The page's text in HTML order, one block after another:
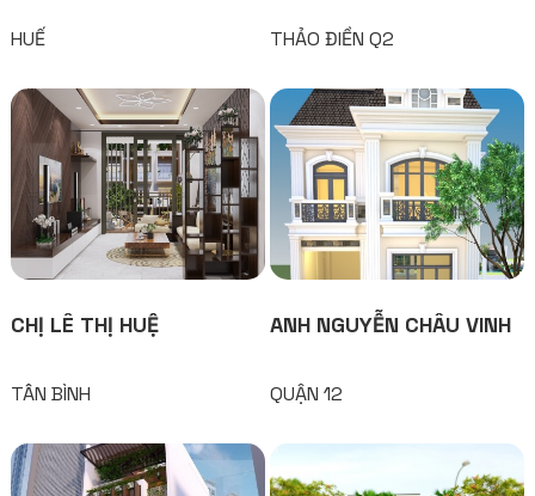
HUẾ THẢO ĐIỀN Q2
CHỊ LÊ THỊ HUỆ
TÂN BÌNH
ANH NGUYỄN CHÂU VINH
QUẬN 12